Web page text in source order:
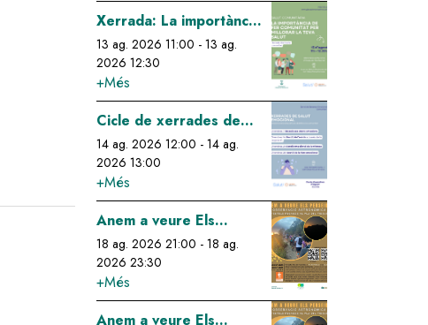
Xerrada: La importància
de fer comunitat per
millorar la teva salut
13 ag. 2026 11:00 - 13 ag.
2026 12:30
+Més
Image
Cicle de xerrades de
salut emocional: gestió
de l'estrés a través de
14 ag. 2026 12:00 - 14 ag.
2026 13:00
+Més
Image
Anem a veure Els
Perseids!
18 ag. 2026 21:00 - 18 ag.
2026 23:30
+Més
Image
Anem a veure Els Image